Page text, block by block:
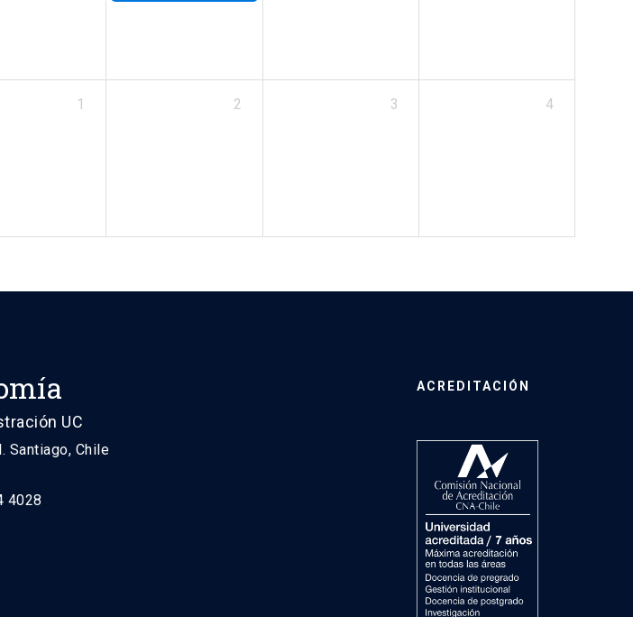
1 2 3 4
UC
Santiago, Chile
4028
ACREDITACIÓN